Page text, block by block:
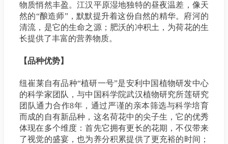
物质悄然丰盈。江汉平原湿地独特的昼夜温差，像天
然的“酿造师”，默默提升着这份自然的精华。府河的
清流，是它的生命之源；肥沃的冲积土，为荷花的生
长提供了丰富的营养物质。
【品种优势】
纽崔莱自有品种“植研一号”是安利中国植物研发中心
的科学家团队，与中国科学院武汉植物研究所莲研究
团队通力合作8年，通过严谨的亲本筛选与科学培育
而成的自有新品种，这名荷花中的尖子生，它的优秀
体现在多个维度：首先它拥有更长的花期，不仅带来
了视觉的盛宴，也为养分积累提供了更充裕的时间；